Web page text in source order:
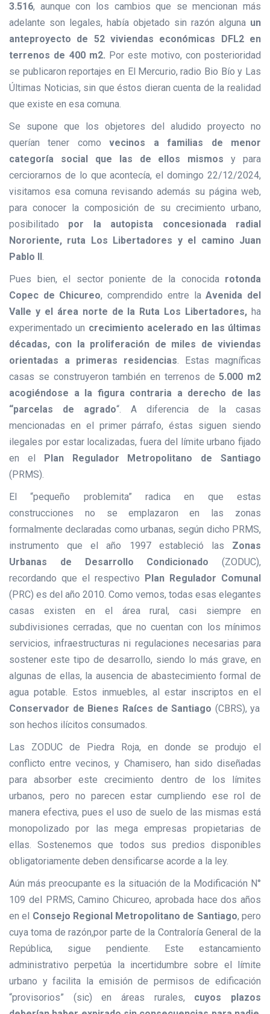
3.516, aunque con los cambios que se mencionan más
adelante son legales, había objetado sin razón alguna un
anteproyecto de 52 viviendas económicas DFL2 en
terrenos de 400 m2. Por este motivo, con posterioridad
se publicaron reportajes en El Mercurio, radio Bio Bío y Las
Últimas Noticias, sin que éstos dieran cuenta de la realidad
que existe en esa comuna.
Se supone que los objetores del aludido proyecto no
querían tener comovecinos a familias de menor
categoría social que las de ellos mismos y para
cerciorarnos de lo que acontecía, el domingo 22/12/2024,
visitamos esa comuna revisando además su página web,
para conocer la composición de su crecimiento urbano,
posibilitado por la autopista concesionada radial
Nororiente, ruta Los Libertadores y el camino Juan
Pablo II .
Pues bien, el sector poniente de la conocida rotonda
Copec de Chicureo, comprendido entre laAvenida del
Valle y el área norte de la Ruta Los Libertadores, ha
experimentado un crecimiento acelerado en las últimas
décadas, con la proliferación de miles de viviendas
orientadas a primeras residencias. Estas magníficas
casas se construyeron también en terrenos de5.000 m2
acogiéndose a la figura contraria a derecho de las
“parcelas de agrado“. A diferencia de la casas
mencionadas en el primer párrafo, éstas siguen siendo
ilegales por estar localizadas, fuera del límite urbano fijado
en el
Plan Regulador Metropolitano de Santiago
(PRMS).
El “pequeño problemita” radica en que estas
construcciones no se emplazaron en las zonas
formalmente declaradas como urbanas, según dicho PRMS,
instrumento que el año 1997 estableció las Zonas
Urbanas de Desarrollo Condicionado (ZODUC),
recordando que el respectivo
Plan Regulador Comunal
(PRC) es del año 2010. Como vemos, todas esas elegantes
casas existen en el área rural, casi siempre en
subdivisiones cerradas, que no cuentan con los mínimos
servicios, infraestructuras ni regulaciones necesarias para
sostener este tipo de desarrollo, siendo lo más grave, en
algunas de ellas, la ausencia de abastecimiento formal de
agua potable. Estos inmuebles, al estar inscriptos en el
Conservador de Bienes Raíces de Santiago (CBRS), ya
son hechos ilícitos consumados.
Las ZODUC de Piedra Roja, en donde se produjo el
conflicto entre vecinos, y Chamisero, han sido diseñadas
para absorber este crecimiento dentro de los límites
urbanos, pero no parecen estar cumpliendo ese rol de
manera efectiva, pues el uso de suelo de las mismas está
monopolizado por las mega empresas propietarias de
ellas. Sostenemos que todos sus predios disponibles
obligatoriamente deben densificarse acorde a la ley.
Aún más preocupante es la situación de la Modificación N°
109 del PRMS, Camino Chicureo, aprobada hace dos años
en el Consejo Regional Metropolitano de Santiago, pero
cuya toma de razón,por parte de la Contraloría General de la
República, sigue pendiente. Este estancamiento
administrativo perpetúa la incertidumbre sobre el límite
urbano y facilita la emisión de permisos de edificación
“provisorios” (sic) en áreas rurales, cuyos plazos